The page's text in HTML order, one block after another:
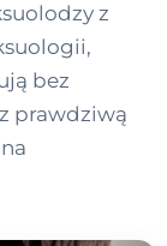
z
bez
prawdziwą